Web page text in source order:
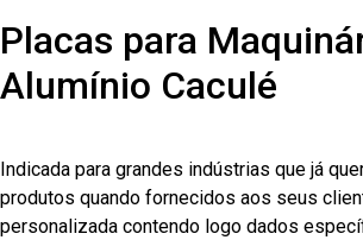
Placas para
Alumínio Caculé
Indicada para grandes indústrias que já
produtos quando fornecidos aos seus
personalizada contendo logo dados